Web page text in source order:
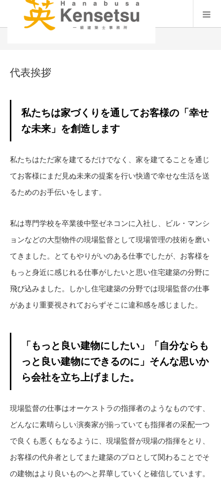
代表挨拶
私たちは家づくりを通してお客様の「幸せ
な未来」を創造します
私たちはただ家を建てるだけでなく、家を建てることを通じ
てお客様にまだ見ぬ未来の提案を行い快適で幸せな生活を送
るためのお手伝いをします。
私は専門学校を卒業後中堅ゼネコンに入社し、ビル・マンシ
ョンなどの大型物件の現場監督として現場管理の技術を磨い
てきました。とてもやりがいのある仕事でしたが、お客様を
もっと身近に感じれる仕事がしたいと思い住宅建築の分野に
飛び込みました。しかし住宅建築の分野では現場監督の仕事
があまり重要視されておらずそこに違和感を感じました。
「もっと良い建物にしたい」「自分ならも
っと良い建物にできるのに」そんな思いか
ら会社を立ち上げました。
現場監督の仕事はオーケストラの指揮者のようなものです、
どんなに素晴らしい演奏家が揃っていても指揮者の采配一つ
で良くも悪くもなるように、現場監督が現場の指揮をとり、
お客様の代弁者としてまた建築のプロとして関わることでそ
の建物はより良いものへと昇華していくと確信しています。